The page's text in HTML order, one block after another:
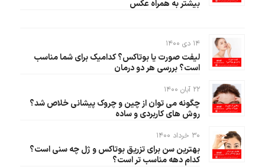
بیشتر به همراه عکس
۱۴ دی ۱۴۰۰
لیفت صورت یا بوتاکس؟ کدامیک برای شما مناسب
است؟ بررسی هر دو درمان
۲۲ آبان ۱۴۰۰
چگونه می توان از چین و چروک پیشانی خلاص شد؟
روش های کاربردی و ساده
۳۰ خرداد ۱۴۰۰
بهترین سن برای تزریق بوتاکس و ژل چه سنی است؟
کدام دهه مناسب تر است؟